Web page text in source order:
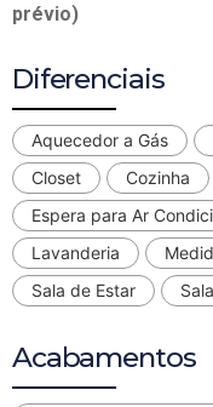
prévio)
Diferenciais
Aquecedor a Gás
Closet
Cozinha
Espera para Ar
Lavanderia
Sala de Estar
Acabamentos